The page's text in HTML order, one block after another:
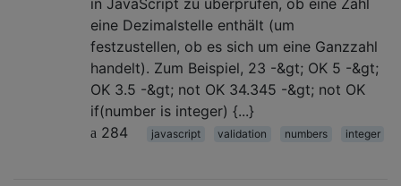
eine Dezimalstelle enthält (um
festzustellen, ob es sich um eine Ganzzahl
handelt). Zum Beispiel, 23 -&gt; OK 5 -&gt;
OK 3.5 -&gt; not OK 34.345 -&gt; not OK
if(number is integer) {...}
284
javascript validation numbers integer